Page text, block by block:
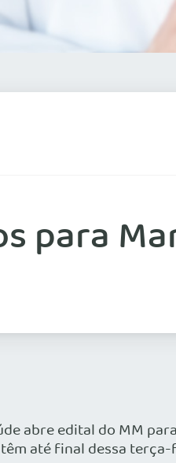
para
abre edital do MM
até final dessa terça-